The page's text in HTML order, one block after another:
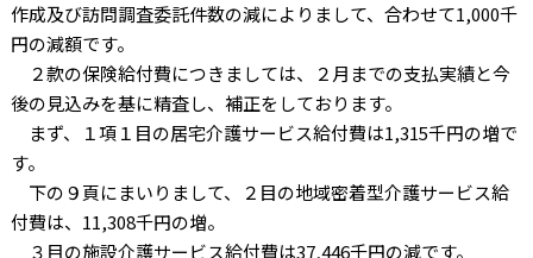
作成及び訪問調査委託件数の減によりまして、合わせて1,000千
円の減額です。
２款の保険給付費につきましては、２月までの支払実績と今
後の見込みを基に精査し、補正をしております。
まず、１項１目の居宅介護サービス給付費は1,315千円の増で
す。
下の９頁にまいりまして、２目の地域密着型介護サービス給
付費は、11,308千円の増。
３目の施設介護サービス給付費は37,446千円の減です。